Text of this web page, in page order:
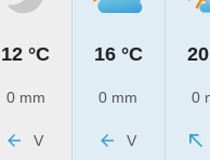
12 °C
0 mm
V
16 °C
0 mm
V
0